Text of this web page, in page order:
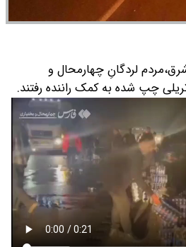
لردگانِ چهارمحال و
چپ‌ شده به کمک راننده رفتند.